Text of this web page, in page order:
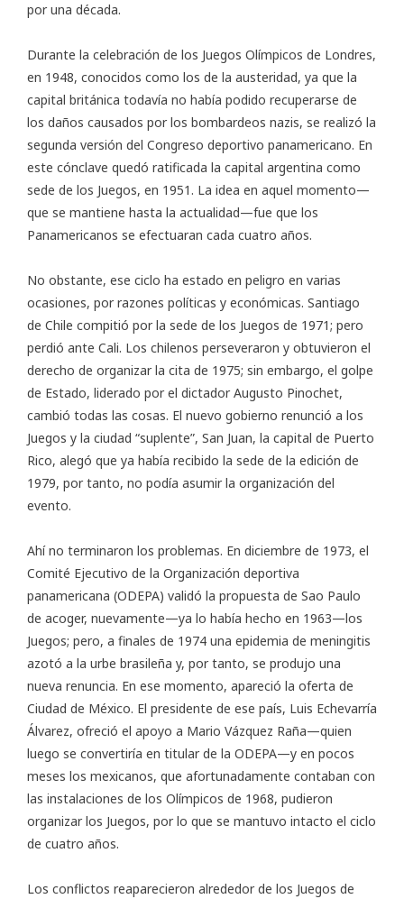
por una década.
Durante la celebración de los Juegos Olímpicos de Londres,
en 1948, conocidos como los de la austeridad, ya que la
capital británica todavía no había podido recuperarse de
los daños causados por los bombardeos nazis, se realizó la
segunda versión del Congreso deportivo panamericano. En
este cónclave quedó ratificada la capital argentina como
sede de los Juegos, en 1951. La idea en aquel momento—
que se mantiene hasta la actualidad—fue que los
Panamericanos se efectuaran cada cuatro años.
No obstante, ese ciclo ha estado en peligro en varias
ocasiones, por razones políticas y económicas. Santiago
de Chile compitió por la sede de los Juegos de 1971; pero
perdió ante Cali. Los chilenos perseveraron y obtuvieron el
derecho de organizar la cita de 1975; sin embargo, el golpe
de Estado, liderado por el dictador Augusto Pinochet,
cambió todas las cosas. El nuevo gobierno renunció a los
Juegos y la ciudad “suplente”, San Juan, la capital de Puerto
Rico, alegó que ya había recibido la sede de la edición de
1979, por tanto, no podía asumir la organización del
evento.
Ahí no terminaron los problemas. En diciembre de 1973, el
Comité Ejecutivo de la Organización deportiva
panamericana (ODEPA) validó la propuesta de Sao Paulo
de acoger, nuevamente—ya lo había hecho en 1963—los
Juegos; pero, a finales de 1974 una epidemia de meningitis
azotó a la urbe brasileña y, por tanto, se produjo una
nueva renuncia. En ese momento, apareció la oferta de
Ciudad de México. El presidente de ese país, Luis Echevarría
Álvarez, ofreció el apoyo a Mario Vázquez Raña—quien
luego se convertiría en titular de la ODEPA—y en pocos
meses los mexicanos, que afortunadamente contaban con
las instalaciones de los Olímpicos de 1968, pudieron
organizar los Juegos, por lo que se mantuvo intacto el ciclo
de cuatro años.
Los conflictos reaparecieron alrededor de los Juegos de